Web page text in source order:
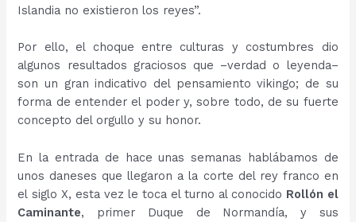
Islandia no existieron los reyes”.
Por ello, el choque entre culturas y costumbres dio
algunos resultados graciosos que –verdad o leyenda–
son un gran indicativo del pensamiento vikingo; de su
forma de entender el poder y, sobre todo, de su fuerte
concepto del orgullo y su honor.
En la entrada de hace unas semanas hablábamos de
unos daneses que llegaron a la corte del rey franco en
el siglo X, esta vez le toca el turno al conocido Rollón el
Caminante, primer Duque de Normandía, y sus